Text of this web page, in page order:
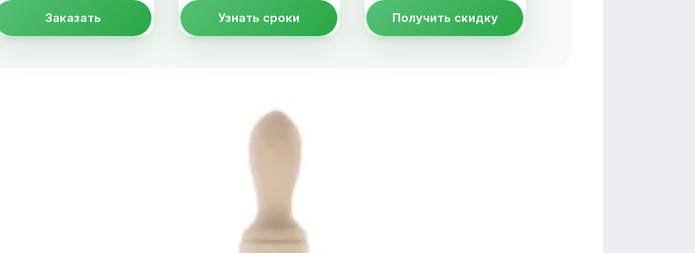
Заказать Узнать сроки Получить скидку